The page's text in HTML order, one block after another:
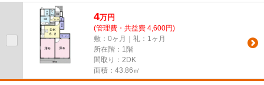
整えられる独立洗面台があり...
4万円
(管理費・共益費 4,600円)
敷：0ヶ月｜礼：1ヶ月
所在階：1階
間取り：2DK
面積：43.86㎡